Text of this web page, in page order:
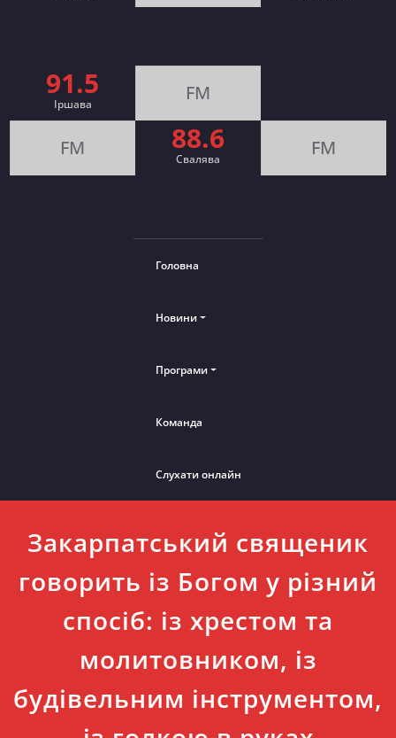
91.5
Іршава FM
FM 88.6
Cвалява FM
Головна
Новини
Програми
Команда
Слухати онлайн
Закарпатський священик
говорить із Богом у різний
спосіб: із хрестом та
молитовником, із
будівельним інструментом,